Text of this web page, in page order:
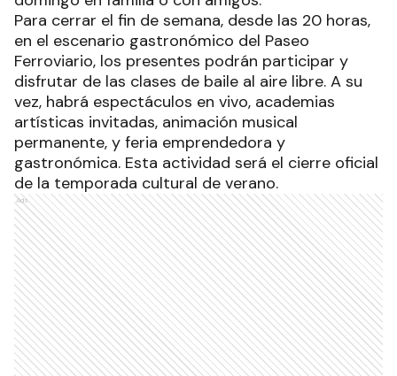
plantas, gastronomía, jugos naturales, música y
otras propuestas. Además, habrá música en vivo,
creando un ambiente ideal para pasar un
domingo en familia o con amigos.
Para cerrar el fin de semana, desde las 20 horas,
en el escenario gastronómico del Paseo
Ferroviario, los presentes podrán participar y
disfrutar de las clases de baile al aire libre. A su
vez, habrá espectáculos en vivo, academias
artísticas invitadas, animación musical
permanente, y feria emprendedora y
gastronómica. Esta actividad será el cierre oficial
de la temporada cultural de verano.
Ads